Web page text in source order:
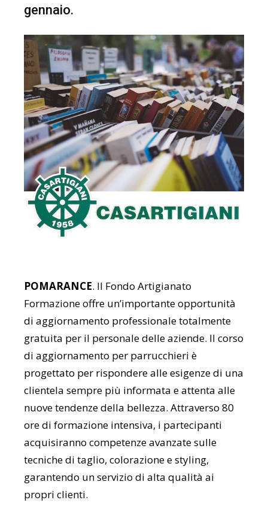
gennaio.
POMARANCE. Il Fondo Artigianato
Formazione offre un’importante opportunità
di aggiornamento professionale totalmente
gratuita per il personale delle aziende. Il corso
di aggiornamento per parrucchieri è
progettato per rispondere alle esigenze di una
clientela sempre più informata e attenta alle
nuove tendenze della bellezza. Attraverso 80
ore di formazione intensiva, i partecipanti
acquisiranno competenze avanzate sulle
tecniche di taglio, colorazione e styling,
garantendo un servizio di alta qualità ai
propri clienti.